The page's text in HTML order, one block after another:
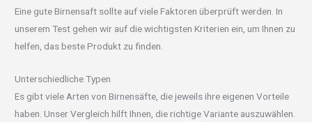
Eine gute Birnensaft sollte auf viele Faktoren überprüft werden. In
unserem Test gehen wir auf die wichtigsten Kriterien ein, um Ihnen zu
helfen, das beste Produkt zu finden.
Unterschiedliche Typen
Es gibt viele Arten von Birnensäfte, die jeweils ihre eigenen Vorteile
haben. Unser Vergleich hilft Ihnen, die richtige Variante auszuwählen.